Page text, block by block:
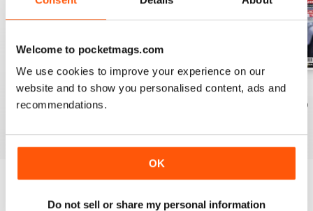
Welcome to pocketmags.com
We use cookies to improve your experience on our
website and to show you personalised content, ads and
recommendations.
OK
Do not sell or share my personal information
Aug / 324
Acquista per€9,99
Jul / 323 Jun / 322
€7,99